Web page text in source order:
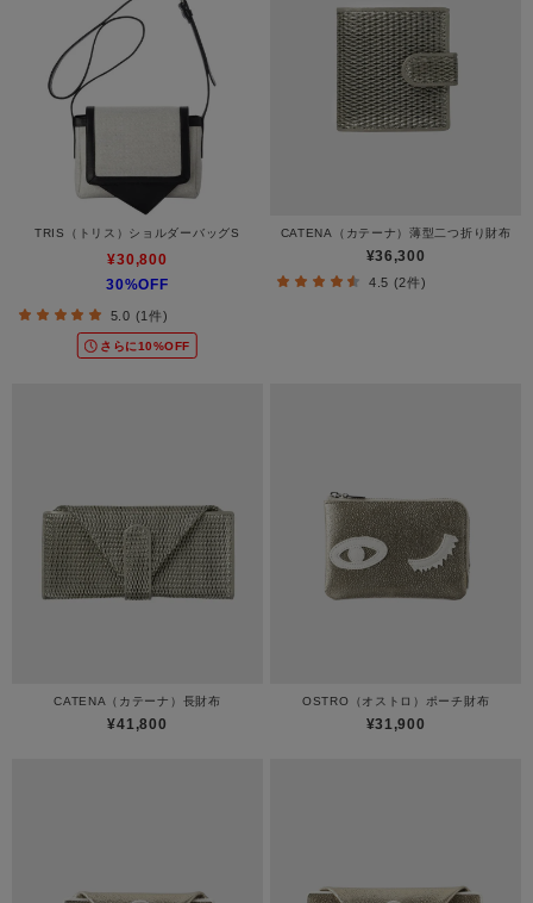
TRIS（トリス）ショルダーバッグS
¥30,800
30%OFF
5.0 (1件)
さらに10%OFF
CATENA（カテーナ）薄型二つ折り財布
¥36,300
4.5 (2件)
CATENA（カテーナ）長財布
¥41,800
OSTRO（オストロ）ポーチ財布
¥31,900